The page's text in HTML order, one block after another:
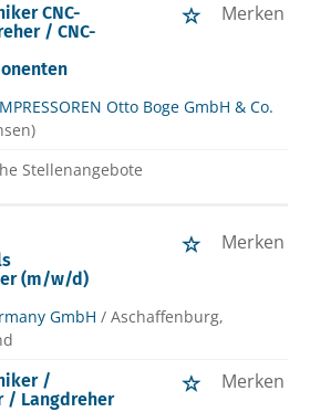
CNC-
/ CNC-
Merken
Otto Boge GmbH & Co.
Stellenangebote
(m/w/d)
Merken
GmbH / Aschaffenburg,
/
/ Langdreher
Merken